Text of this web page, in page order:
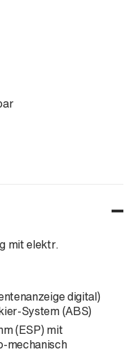
mit elektr.
digital)
System (ABS)
(ESP) mit
mechanisch